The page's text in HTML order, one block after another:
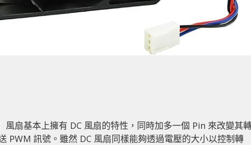
扇基本上擁有 DC 風扇的特性，同時加多一個 Pin 來改變其
PWM 訊號。雖然 DC 風扇同樣能夠透過電壓的大小以控制轉